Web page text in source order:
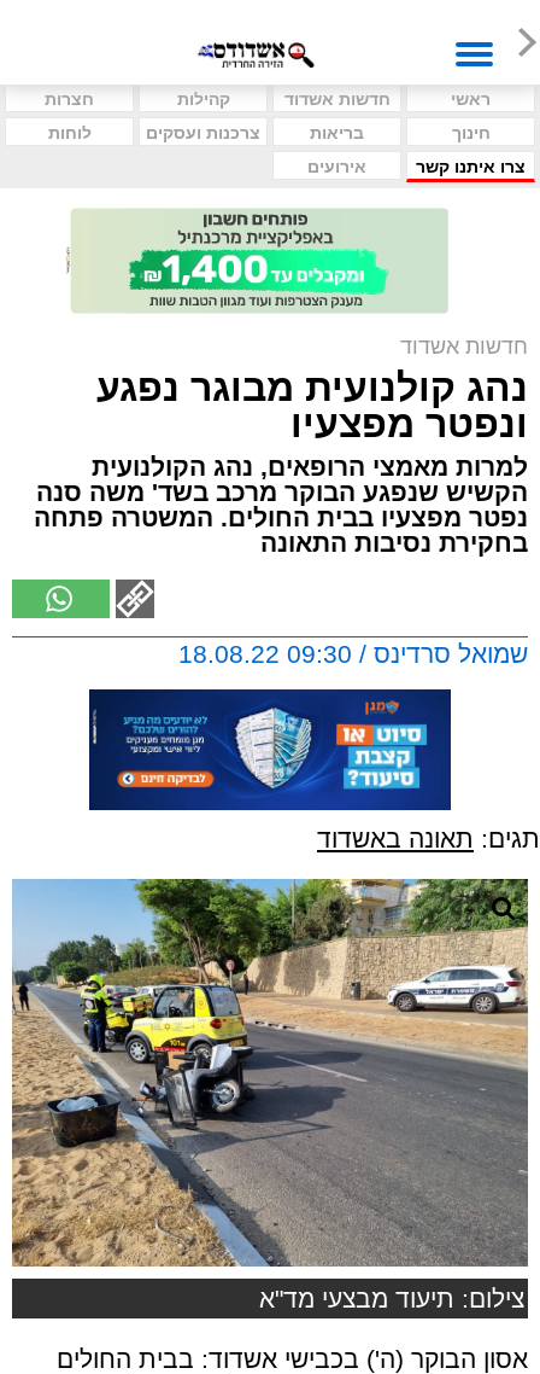
ראשי חדשות אשדוד קהילות
חצרות
חינוך
בריאות צרכנות ועסקים
לוחות
צרו איתנו קשר
אירועים
חדשות אשדוד
נהג קולנועית מבוגר נפגע
ונפטר מפצעיו
למרות מאמצי הרופאים, נהג הקולנועית
הקשיש שנפגע הבוקר מרכב בשד' משה סנה
נפטר מפצעיו בבית החולים. המשטרה פתחה
בחקירת נסיבות התאונה
שמואל סרדינס / 09:30 18.08.22
תגים: תאונה באשדוד
צילום: תיעוד מבצעי מד"א
אסון הבוקר (ה') בכבישי אשדוד: בבית החולים